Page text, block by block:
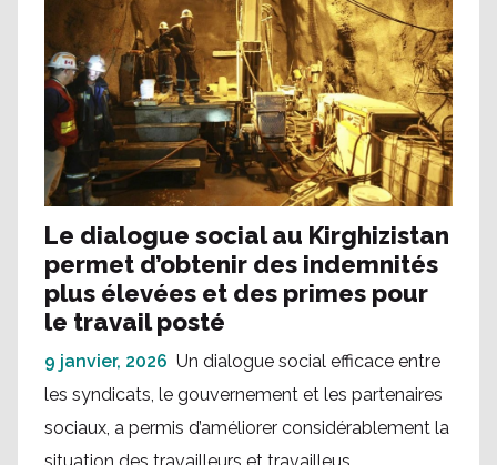
Le dialogue social au Kirghizistan
permet d’obtenir des indemnités
plus élevées et des primes pour
le travail posté
9 janvier, 2026 Un dialogue social efficace entre
les syndicats, le gouvernement et les partenaires
sociaux, a permis d’améliorer considérablement la